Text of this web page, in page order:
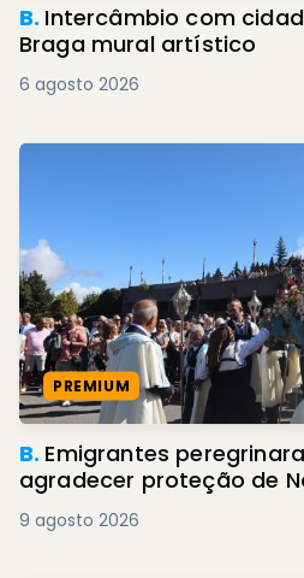
B. Intercâmbio com cidade de
Braga mural artístico
6 agosto 2026
PREMIUM
B. Emigrantes
agradecer proteção de
9 agosto 2026